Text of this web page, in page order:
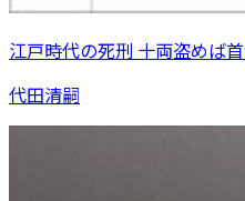
江戸時代の死刑 十両盗めば
代田清嗣